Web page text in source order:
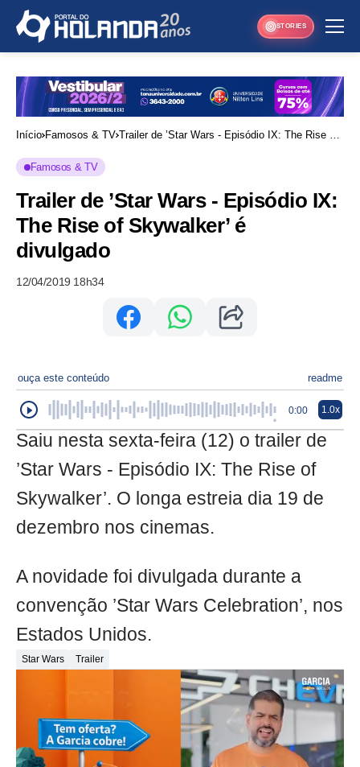
STORIES
Início Famosos & TV Trailer de ’Star Wars - Episódio IX: The Rise of
Famosos & TV
Trailer de ’Star Wars - Episódio IX:
The Rise of Skywalker’ é
divulgado
12/04/2019 18h34
ouça este conteúdo readme
0:00 1.0x
Saiu nesta sexta-feira (12) o trailer de
’Star Wars - Episódio IX: The Rise of
Skywalker’. O longa estreia dia 19 de
dezembro nos cinemas.
A novidade foi divulgada durante a
convenção ’Star Wars Celebration’, nos
Estados Unidos.
Star Wars Trailer